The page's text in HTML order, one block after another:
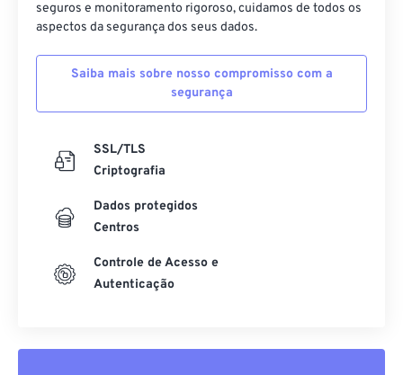
seguros e monitoramento rigoroso, cuidamos de todos os
aspectos da segurança dos seus dados.
Saiba mais sobre nosso compromisso com a
segurança
SSL/TLS
Criptografia
Dados protegidos
Centros
Controle de Acesso e
Autenticação